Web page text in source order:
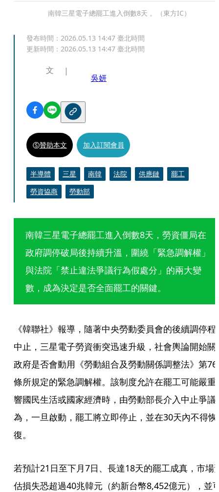
南韓三星電子總罷工進入倒數8天 。（東方IC）
發布時間： 2026.05.13 14:47 臺北時間
更新時間： 2026.05.13 14:47 臺北時間
文
吳妍
贊助本文 加入訂閱會員
半導體 三星 南韓 法院 供應鏈
罷工
勞資協商
勞動部
南韓三星電子總罷工進入倒數8天，勞資僵局在
政府調停破局後持續升溫，圍繞「緊急調解權」
與法院「禁止違法爭議行為假處分」的兩大變
數，成為決定是否全面罷工的關鍵。
《韓聯社》報導，隨著中央勞動委員會的後續調停程
中止，三星電子勞資衝突迅速升級，社會輿論開始關
政府是否會動用《勞動組合及勞動關係調整法》第76
條所規定的緊急調解權。該制度允許在罷工可能嚴重
響國民生活或國家經濟時，由勞動部長介入中止爭議
為，一旦啟動，罷工將立即停止，並在30天內不得恢
復。
若預計21日至下月7日、長達18天的罷工成真，市場
估損失恐超過40兆韓元（約新台幣8,452億元），並